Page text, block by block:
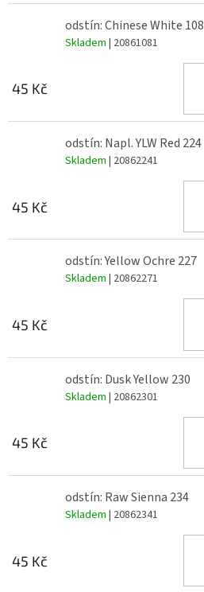
odstín: Chinese White 108
Skladem | 20861081
45 Kč
odstín: Napl. YLW Red 224
Skladem | 20862241
45 Kč
odstín: Yellow Ochre 227
Skladem | 20862271
45 Kč
odstín: Dusk Yellow 230
Skladem | 20862301
45 Kč
odstín: Raw Sienna 234
Skladem | 20862341
45 Kč